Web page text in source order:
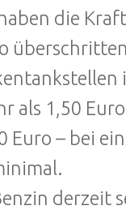
die
als 1,50
Euro – bei
derzeit